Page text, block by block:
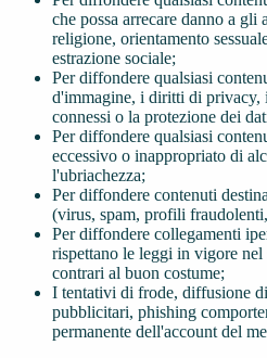
che possa arrecare danno a
religione, orientamento
estrazione sociale;
Per diffondere qualsiasi
d'immagine, i diritti di
connessi o la protezione dei
Per diffondere qualsiasi
eccessivo o inappropriato di
l'ubriachezza;
Per diffondere contenuti
(virus, spam, profili
Per diffondere collegamenti
rispettano le leggi in vigore
contrari al buon costume;
I tentativi di frode, diffusione
pubblicitari, phishing
permanente dell'account del